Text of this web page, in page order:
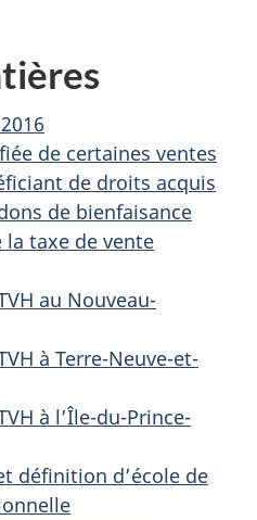
de certaines ventes
de droits acquis
de bienfaisance
la taxe de vente
au Nouveau-
à Terre-Neuve-et-
à l’Île-du-Prince-
définition d’école de